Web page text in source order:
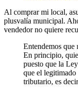
Al comprar mi local,
plusvalía municipal.
vendedor no quiere
Entendemos que
En principio,
puesto que la
que el legitimado
tributario, es